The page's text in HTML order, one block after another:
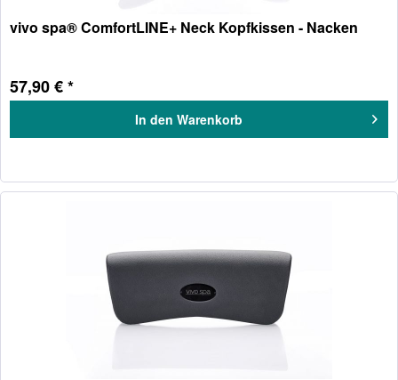
vivo spa® ComfortLINE+ Neck Kopfkissen - Nacken
57,90 € *
In den Warenkorb